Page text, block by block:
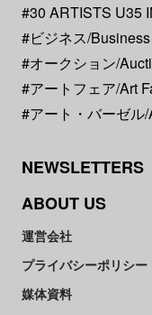
#30 ARTISTS U35
#ビジネス/Business
#オークション/
#アートフェア/Art
#アート・バーゼル
NEWSLETTERS
ABOUT US
運営会社
プライバシーポリシー
媒体資料